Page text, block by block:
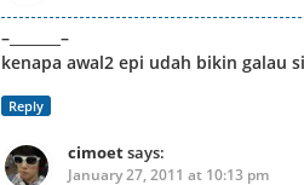
–_______–
kenapa awal2 epi udah bikin galau
Reply
cimoetsays:
January 27, 2011 at 10:13 pm